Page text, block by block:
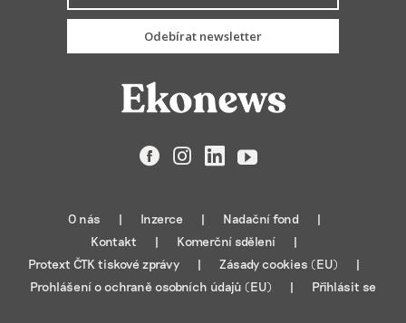
Odebírat newsletter
FacebookInstagramLinkedIn
YouTube
O nás Inzerce
Nadační fond
Kontakt
Komerční sdělení
Protext ČTK tiskové zprávy
Zásady cookies (EU)
Prohlášení o ochraně osobních údajů (EU)
Přihlásit se